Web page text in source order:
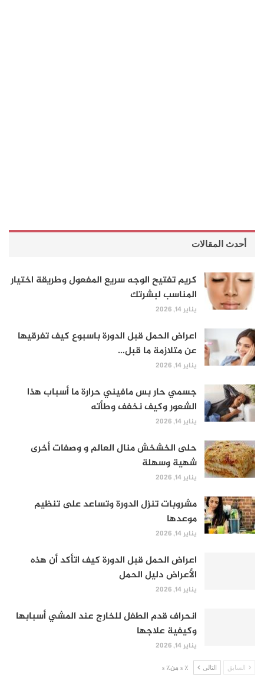
أحدث المقالات
كريم تفتيح الوجه سريع المفعول وطريقة اختيار
المناسب لبشرتك
يناير 14, 2026
اعراض الحمل قبل الدورة باسبوع كيف تفرقيها
عن متلازمة ما قبل…
يناير 14, 2026
جسمي حار بس مافيني حرارة ما أسباب هذا
الشعور وكيف نخفف وطأته
يناير 14, 2026
حلى الخشخش منال العالم و وصفات أخرى
شهية وسهلة
يناير 14, 2026
مشروبات تنزل الدورة وتساعد على تنظيم
موعدها
يناير 14, 2026
اعراض الحمل قبل الدورة كيف اتأكد أن هذه
الأعراض دليل الحمل
يناير 14, 2026
انحراف قدم الطفل للخارج عند المشي أسبابها
وكيفية علاجها
يناير 14, 2026
السابق التالى ٪ s من٪ s